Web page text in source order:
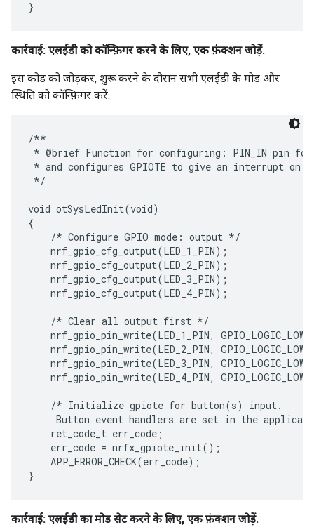
कार्रवाई: एलईडी को कॉन्फ़िगर करने के लिए, एक फ़ंक्शन जोड़ें.
इस कोड को जोड़कर, शुरू करने के दौरान सभी एलईडी के मोड और
स्थिति को कॉन्फ़िगर करें.
/**
* @brief Function for configuring: PIN_IN pin
* and configures GPIOTE to give an interrupt on
*/
void otSysLedInit(void)
{
    /* Configure GPIO mode: output */
    nrf_gpio_cfg_output(LED_1_PIN);
    nrf_gpio_cfg_output(LED_2_PIN);
    nrf_gpio_cfg_output(LED_3_PIN);
    nrf_gpio_cfg_output(LED_4_PIN);
    /* Clear all output first */
nrf_gpio_pin_write(LED_1_PIN,
nrf_gpio_pin_write(LED_2_PIN,
nrf_gpio_pin_write(LED_3_PIN,
nrf_gpio_pin_write(LED_4_PIN,
    /* Initialize gpiote for button(s) input.
Button event handlers are set in the
    ret_code_t err_code;
    err_code = nrfx_gpiote_init();
    APP_ERROR_CHECK(err_code);
कार्रवाई: एलईडी का मोड सेट करने के लिए, एक फ़ंक्शन जोड़ें.